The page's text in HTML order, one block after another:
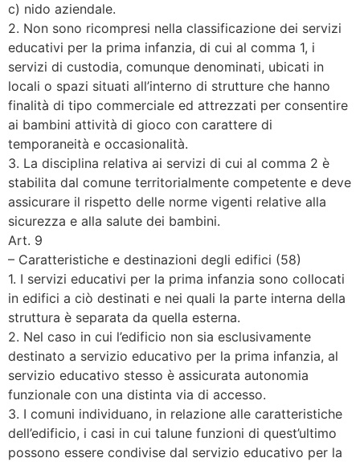
c) nido aziendale.
2. Non sono ricompresi nella classificazione dei servizi
educativi per la prima infanzia, di cui al comma 1, i
servizi di custodia, comunque denominati, ubicati in
locali o spazi situati all’interno di strutture che hanno
finalità di tipo commerciale ed attrezzati per consentire
ai bambini attività di gioco con carattere di
temporaneità e occasionalità.
3. La disciplina relativa ai servizi di cui al comma 2 è
stabilita dal comune territorialmente competente e deve
assicurare il rispetto delle norme vigenti relative alla
sicurezza e alla salute dei bambini.
Art. 9
– Caratteristiche e destinazioni degli edifici (58)
1. I servizi educativi per la prima infanzia sono collocati
in edifici a ciò destinati e nei quali la parte interna della
struttura è separata da quella esterna.
2. Nel caso in cui l’edificio non sia esclusivamente
destinato a servizio educativo per la prima infanzia, al
servizio educativo stesso è assicurata autonomia
funzionale con una distinta via di accesso.
3. I comuni individuano, in relazione alle caratteristiche
dell’edificio, i casi in cui talune funzioni di quest’ultimo
possono essere condivise dal servizio educativo per la